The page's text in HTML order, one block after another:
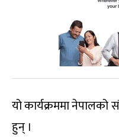
यो कार्यक्रममा नेपालको
हुन् ।